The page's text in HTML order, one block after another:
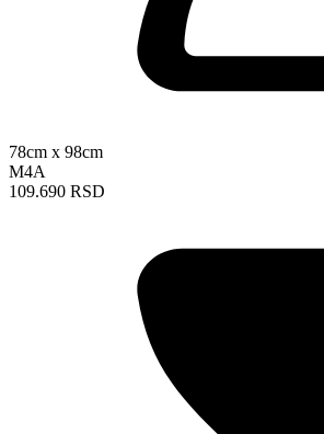
78cm x 98cm
M4A
109.690 RSD